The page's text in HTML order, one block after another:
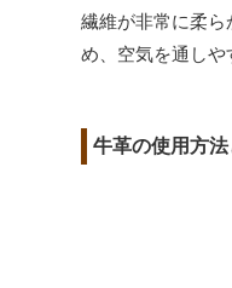
繊維が非常に柔
め、空気を通しや
牛革の使用方法